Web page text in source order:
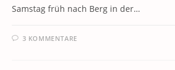
Samstag früh nach Berg in der…
3 KOMMENTARE